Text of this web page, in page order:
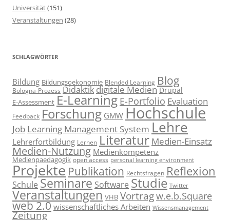
Universität(151)
Veranstaltungen (28)
SCHLAGWÖRTER
Bildung Bildungsoekonomie Blended Learning Blog
Bologna-Prozess Didaktikdigitale Medien Drupal
E-Assessment E-Learning E-Portfolio Evaluation
Feedback Forschung GMW Hochschule
Job Learning Management System Lehre
Lehrerfortbildung Lernen Literatur Medien-Einsatz
Medien-Nutzung Medienkompetenz
Medienpaedagogik open access personal learning environment
Projekte Publikation Rechtsfragen Reflexion
Schule Seminare Software Studie Twitter
Veranstaltungen VHB Vortragw.e.b.Square
web 2.0 wissenschaftliches Arbeiten Wissensmanagement
Zeitung